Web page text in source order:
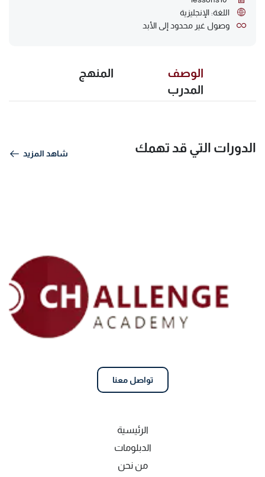
الوصف
المنهج
المدرب
اللغة: الإنجليزية
وصول غير محدود إلى الأبد
الدورات التي قد تهمك شاهد المزيد
تواصل معنا
الرئيسية
الدبلومات
من نحن